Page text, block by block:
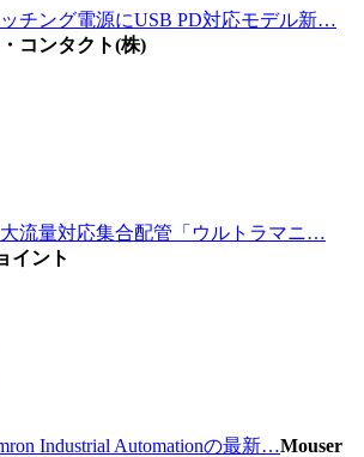
チング電源にUSB PD対応モデル新…
コンタクト(株)
流量対応集合配管「ウルトラマニ…
イント
Industrial Automationの最新…Mouser